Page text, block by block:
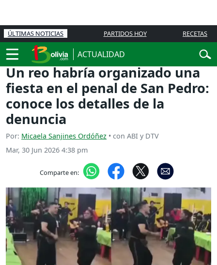
ÚLTIMAS NOTICIAS PARTIDOS HOY RECETAS
ACTUALIDAD
Un reo habría organizado una
fiesta en el penal de San Pedro:
conoce los detalles de la
denuncia
Por: Micaela Sanjines Ordóñez • con ABI y DTV
Mar, 30 Jun 2026 4:38 pm
Comparte en: